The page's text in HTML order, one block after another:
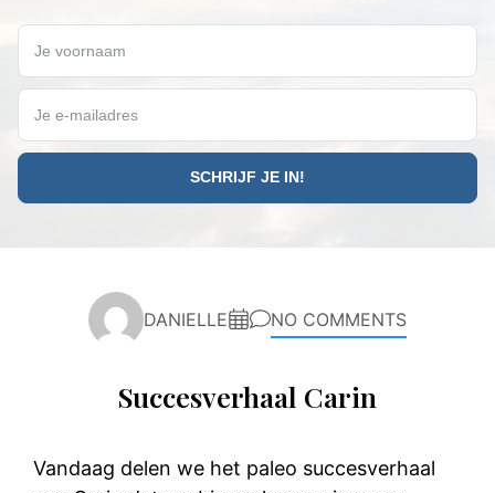
Wil jij elke vrijdag een gratis Paleo recept ontvangen?
Je voornaam
Je e-mailadres
DANIELLE NO COMMENTS
Succesverhaal Carin
Vandaag delen we het paleo succesverhaal